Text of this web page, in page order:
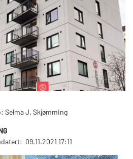
Selma J. Skjømming
09.11.2021 17:11